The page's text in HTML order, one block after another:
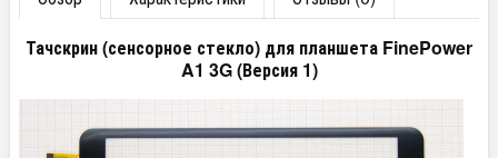
Тачскрин (сенсорное стекло) для планшета FinePower
A1 3G (Версия 1)